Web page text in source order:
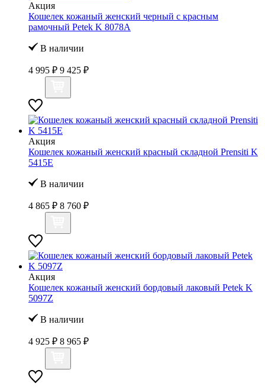
Акция
Кошелек кожаный женский черный с красным
рамочный Petek K 8078А
В наличии
4 995 ₽ 9 425 ₽
Акция
Кошелек кожаный женский красный складной Prensiti K
5415Е
В наличии
4 865 ₽ 8 760 ₽
Акция
Кошелек кожаный женский бордовый лаковый Petek K
5097Z
В наличии
4 925 ₽ 8 965 ₽